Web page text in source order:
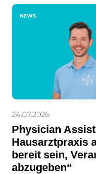
NEWS
24.07.2026
Physician
Hausarztpraxis
bereit sein,
abzugeben“